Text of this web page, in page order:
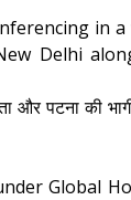
in
Delhi
और पटना की
Global